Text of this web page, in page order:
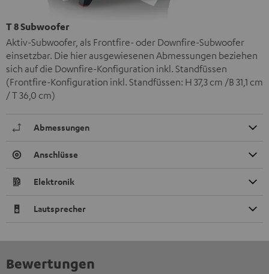
T 8 Subwoofer
Aktiv-Subwoofer, als Frontfire- oder Downfire-Subwoofer
einsetzbar. Die hier ausgewiesenen Abmessungen beziehen
sich auf die Downfire-Konfiguration inkl. Standfüssen
(Frontfire-Konfiguration inkl. Standfüssen: H 37,3 cm /B 31,1 cm
/ T 36,0 cm)
Abmessungen
Anschlüsse
Elektronik
Lautsprecher
Bewertungen